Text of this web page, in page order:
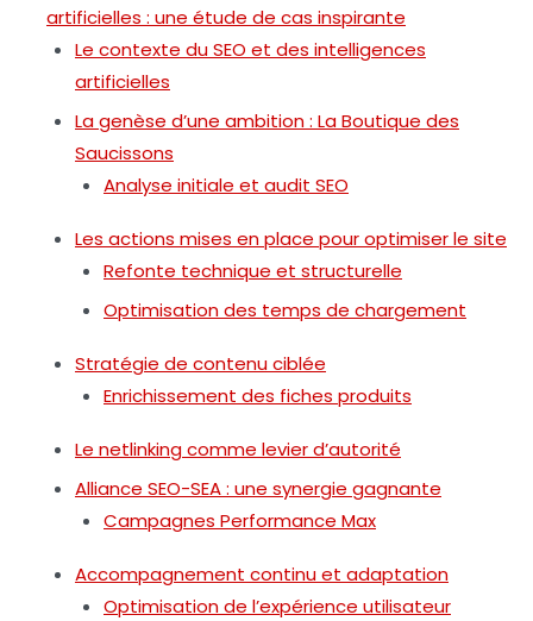
artificielles : une étude de cas inspirante
Le contexte du SEO et des intelligences
artificielles
La genèse d’une ambition : La Boutique des
Saucissons
Analyse initiale et audit SEO
Les actions mises en place pour optimiser le site
Refonte technique et structurelle
Optimisation des temps de chargement
Stratégie de contenu ciblée
Enrichissement des fiches produits
Le netlinking comme levier d’autorité
Alliance SEO-SEA : une synergie gagnante
Campagnes Performance Max
Accompagnement continu et adaptation
Optimisation de l’expérience utilisateur